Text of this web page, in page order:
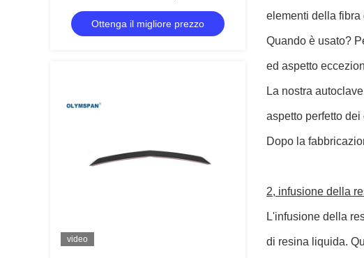
temperatura elevata dei prodotti
Ottenga il migliore prezzo
video
elementi della fibra
Quando è usato?
ed aspetto
La nostra
aspetto perfetto
Dopo la
2, infusione della
L'infusione della
di resina liquida.